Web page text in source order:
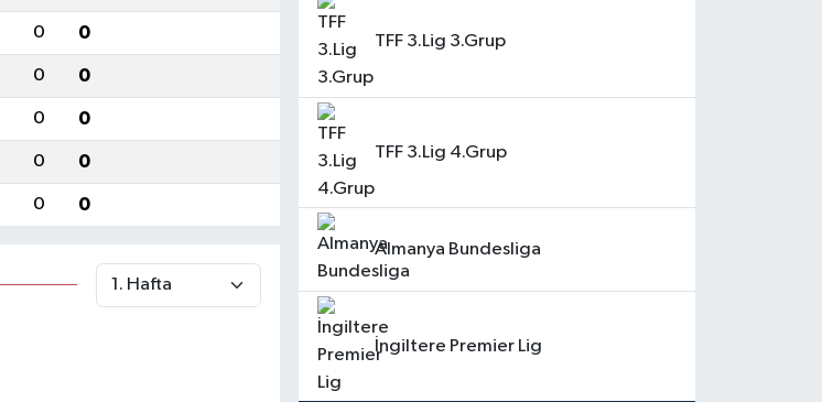
0 0
0 0
0 0
0 0
0 0
TFF 3.Lig 3.Grup
TFF 3.Lig 4.Grup
Almanya Bundesliga
İngiltere Premier Lig